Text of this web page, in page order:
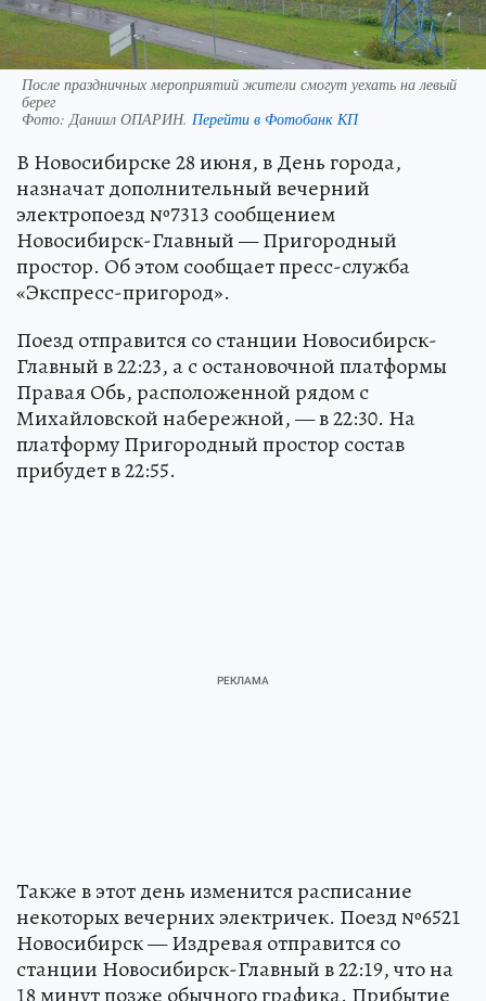
После праздничных мероприятий жители смогут уехать на левый
берег
Фото: Даниил ОПАРИН. Перейти в Фотобанк КП
В Новосибирске 28 июня, в День города,
назначат дополнительный вечерний
электропоезд №7313 сообщением
Новосибирск-Главный — Пригородный
простор. Об этом сообщает пресс-служба
«Экспресс-пригород».
Поезд отправится со станции Новосибирск-
Главный в 22:23, а с остановочной платформы
Правая Обь, расположенной рядом с
Михайловской набережной, — в 22:30. На
платформу Пригородный простор состав
прибудет в 22:55.
Также в этот день изменится расписание
некоторых вечерних электричек. Поезд №6521
Новосибирск — Издревая отправится со
станции Новосибирск-Главный в 22:19, что на
18 минут позже обычного графика. Прибытие